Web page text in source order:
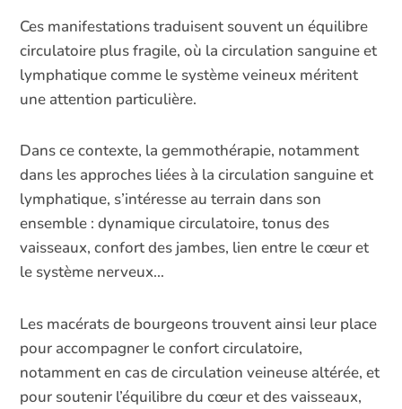
Ces manifestations traduisent souvent un équilibre
circulatoire plus fragile, où la circulation sanguine et
lymphatique comme le système veineux méritent
une attention particulière.
Dans ce contexte, la gemmothérapie, notamment
dans les approches liées à la circulation sanguine et
lymphatique, s’intéresse au terrain dans son
ensemble : dynamique circulatoire, tonus des
vaisseaux, confort des jambes, lien entre le cœur et
le système nerveux…
Les macérats de bourgeons trouvent ainsi leur place
pour accompagner le confort circulatoire,
notamment en cas de circulation veineuse altérée, et
pour soutenir l’équilibre du cœur et des vaisseaux,